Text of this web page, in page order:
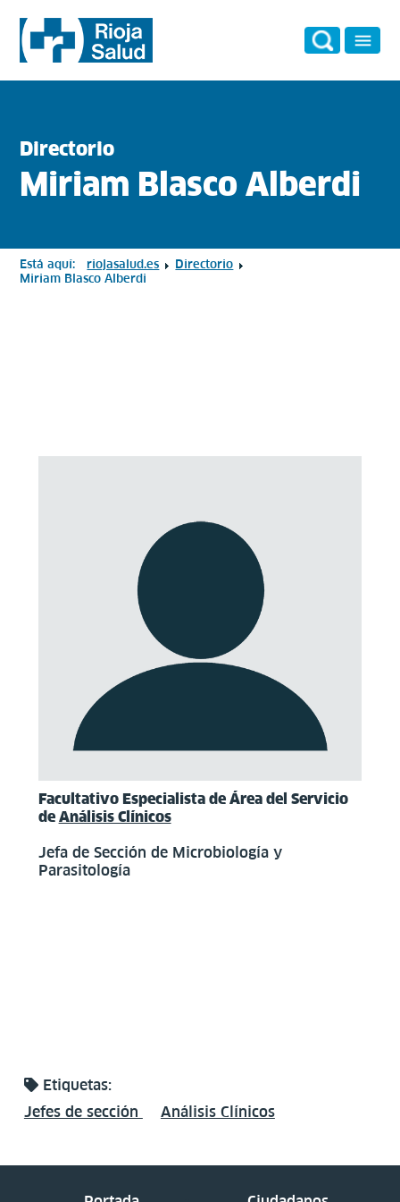
Directorio
Miriam Blasco Alberdi
Está aquí: riojasalud.es
Directorio
Miriam Blasco Alberdi
Facultativo Especialista de Área del Servicio
de Análisis Clínicos
Jefa de Sección de Microbiología y
Parasitología
Etiquetas:
Jefes de sección
Análisis Clínicos